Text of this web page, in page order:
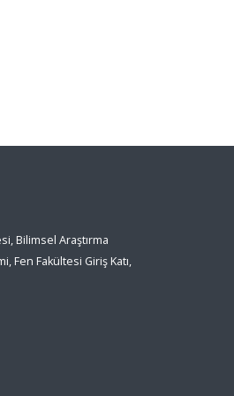
Bilimsel Araştırma
Fen Fakültesi Giriş Katı,